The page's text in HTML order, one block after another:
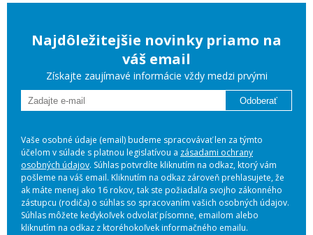
Najdôležitejšie novinky priamo na
váš email
Získajte zaujímavé informácie vždy medzi prvými
Odoberať
Vaše osobné údaje (email) budeme spracovávať len za týmto
účelom v súlade s platnou legislatívou a zásadami ochrany
osobných údajov. Súhlas potvrdíte kliknutím na odkaz, ktorý vám
pošleme na váš email. Kliknutím na odkaz zároveň prehlasujete, že
ak máte menej ako 16 rokov, tak ste požiadal/a svojho zákonného
zástupcu (rodiča) o súhlas so spracovaním vašich osobných údajov.
Súhlas môžete kedykoľvek odvolať písomne, emailom alebo
kliknutím na odkaz z ktoréhokoľvek informačného emailu.